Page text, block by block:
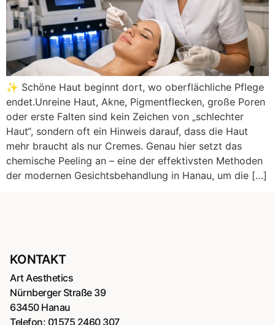
✨ Schöne Haut beginnt dort, wo oberflächliche Pflege
endet.Unreine Haut, Akne, Pigmentflecken, große Poren
oder erste Falten sind kein Zeichen von „schlechter
Haut“, sondern oft ein Hinweis darauf, dass die Haut
mehr braucht als nur Cremes. Genau hier setzt das
chemische Peeling an – eine der effektivsten Methoden
der modernen Gesichtsbehandlung in Hanau, um die […]
KONTAKT
Art Aesthetics
Nürnberger Straße 39
63450 Hanau
Telefon: 01575 2460 307